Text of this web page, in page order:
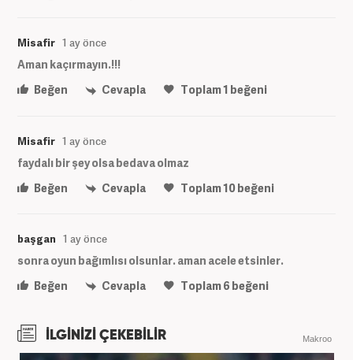
Misafir 1 ay önce
Aman kaçırmayın.!!!
Beğen
Cevapla Toplam1 beğeni
Misafir 1 ay önce
faydalı bir şey olsa bedava olmaz
Beğen
Cevapla Toplam10beğeni
başgan 1 ay önce
sonra oyun bağımlısı olsunlar. aman acele etsinler.
Beğen
Cevapla Toplam6 beğeni
İLGİNİZİ ÇEKEBİLİR Makroo